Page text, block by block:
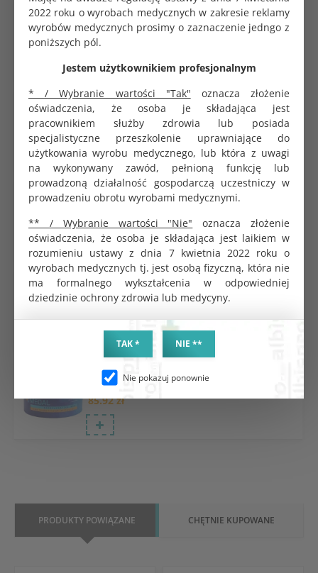
2022 roku o wyrobach medycznych w zakresie reklamy
wyrobów medycznych prosimy o zaznaczenie jedngo z
poniższych pól.
Jestem użytkownikiem profesjonalnym
* / Wybranie wartości "Tak" oznacza złożenie
oświadczenia, że osoba je składająca jest
pracownikiem służby zdrowia lub posiada
specjalistyczne przeszkolenie uprawniające do
użytkowania wyrobu medycznego, lub która z uwagi
na wykonywany zawód, pełnioną funkcję lub
prowadzoną działalność gospodarczą uczestniczy w
prowadzeniu obrotu wyrobami medycznymi.
** / Wybranie wartości "Nie" oznacza złożenie
oświadczenia, że osoba je składająca jest laikiem w
rozumieniu ustawy z dnia 7 kwietnia 2022 roku o
wyrobach medycznych tj. jest osobą fizyczną, która nie
ma formalnego wykształcenia w odpowiedniej
dziedzinie ochrony zdrowia lub medycyny.
TAK * NIE **
Nie pokazuj ponownie
Koperta do sterylizacji samoprzylepna 9x26cm
SoftMed
0.32 zł
Rękaw papierowo-foliowy do sterylizacji 200m
szeroki 5,5cm
84.05 zł
Sekusept Activ preparat do dezynfekcji narzędzi
1,5kg
273.40 zł
Koperta do sterylizacji samoprzylepna 13,5x25cm
SoftMed
Rękaw papierowo-foliowy do sterylizacji 200m
szeroki 7,5cm
85.92 zł
PRODUKTY POWIĄZANE CHĘTNIE KUPOWANE